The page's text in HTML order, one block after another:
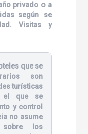
privado o a
según se
Visitas y
que se
son
turísticas
el que se
y control
no asume
sobre los